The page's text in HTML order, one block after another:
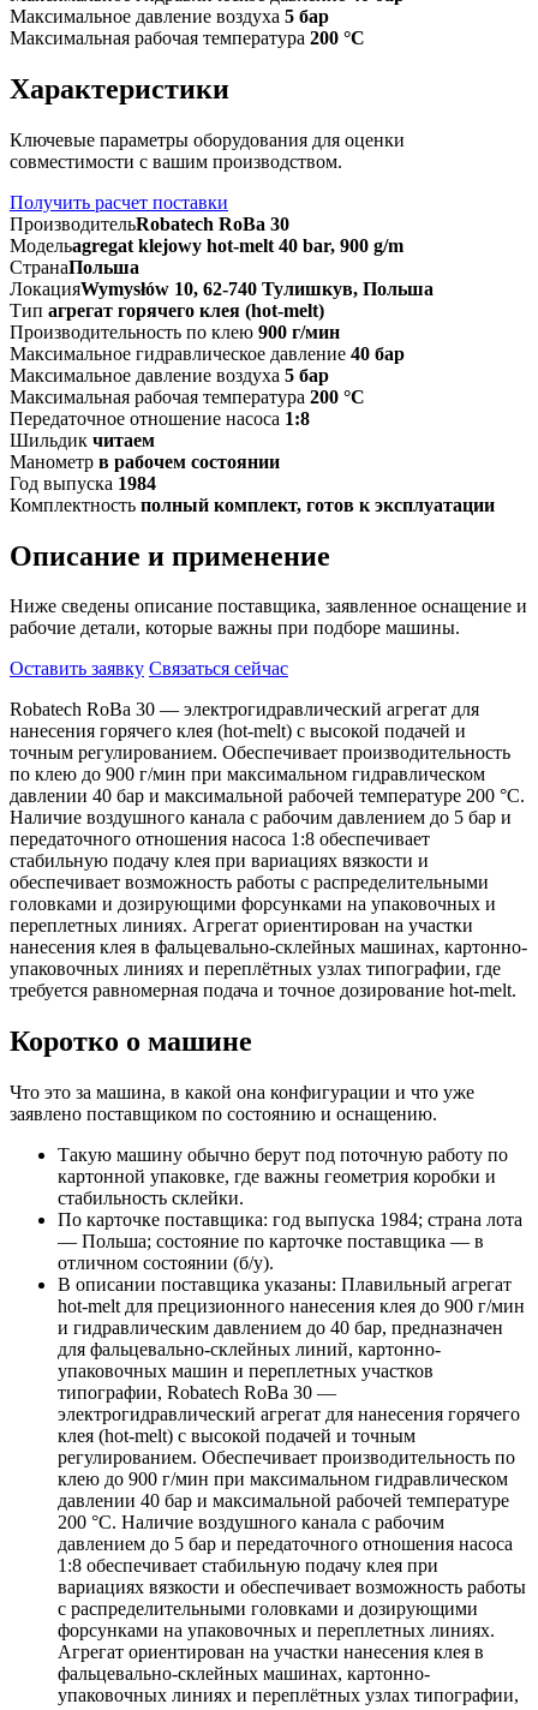
Максимальное давление воздуха 5 бар
Максимальная рабочая температура 200 °C
Характеристики
Ключевые параметры оборудования для оценки
совместимости с вашим производством.
Получить расчет поставки
ПроизводительRobatech RoBa 30
Модельagregat klejowy hot-melt 40 bar, 900 g/m
СтранаПольша
ЛокацияWymysłów 10, 62-740 Тулишкув, Польша
Тип агрегат горячего клея (hot-melt)
Производительность по клею 900 г/мин
Максимальное гидравлическое давление 40 бар
Максимальное давление воздуха 5 бар
Максимальная рабочая температура 200 °C
Передаточное отношение насоса 1:8
Шильдик читаем
Манометр в рабочем состоянии
Год выпуска 1984
Комплектность полный комплект, готов к эксплуатации
Описание и применение
Ниже сведены описание поставщика, заявленное оснащение и
рабочие детали, которые важны при подборе машины.
Оставить заявку Связаться сейчас
Robatech RoBa 30 — электрогидравлический агрегат для
нанесения горячего клея (hot-melt) с высокой подачей и
точным регулированием. Обеспечивает производительность
по клею до 900 г/мин при максимальном гидравлическом
давлении 40 бар и максимальной рабочей температуре 200 °C.
Наличие воздушного канала с рабочим давлением до 5 бар и
передаточного отношения насоса 1:8 обеспечивает
стабильную подачу клея при вариациях вязкости и
обеспечивает возможность работы с распределительными
головками и дозирующими форсунками на упаковочных и
переплетных линиях. Агрегат ориентирован на участки
нанесения клея в фальцевально-склейных машинах, картонно-
упаковочных линиях и переплётных узлах типографии, где
требуется равномерная подача и точное дозирование hot-melt.
Коротко о машине
Что это за машина, в какой она конфигурации и что уже
заявлено поставщиком по состоянию и оснащению.
Такую машину обычно берут под поточную работу по
картонной упаковке, где важны геометрия коробки и
стабильность склейки.
По карточке поставщика: год выпуска 1984; страна лота
— Польша; состояние по карточке поставщика — в
отличном состоянии (б/у).
В описании поставщика указаны: Плавильный агрегат
hot-melt для прецизионного нанесения клея до 900 г/мин
и гидравлическим давлением до 40 бар, предназначен
для фальцевально-склейных линий, картонно-
упаковочных машин и переплетных участков
типографии, Robatech RoBa 30 —
электрогидравлический агрегат для нанесения горячего
клея (hot-melt) с высокой подачей и точным
регулированием. Обеспечивает производительность по
клею до 900 г/мин при максимальном гидравлическом
давлении 40 бар и максимальной рабочей температуре
200 °C. Наличие воздушного канала с рабочим
давлением до 5 бар и передаточного отношения насоса
1:8 обеспечивает стабильную подачу клея при
вариациях вязкости и обеспечивает возможность работы
с распределительными головками и дозирующими
форсунками на упаковочных и переплетных линиях.
Агрегат ориентирован на участки нанесения клея в
фальцевально-склейных машинах, картонно-
упаковочных линиях и переплётных узлах типографии,